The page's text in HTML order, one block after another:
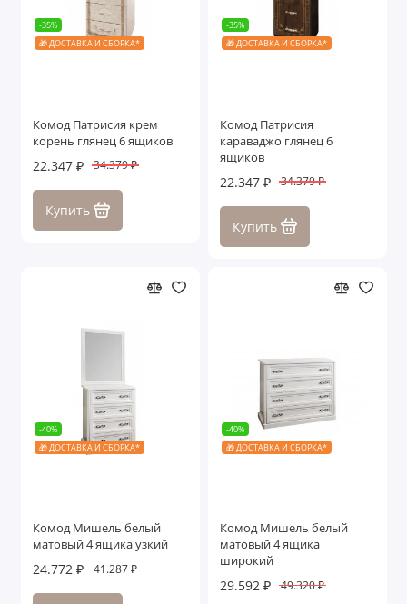
-35%
🎁 ДОСТАВКА И СБОРКА*
Комод Патрисия крем
корень глянец 6 ящиков
22.347 ₽ 34.379 ₽
Купить
-35%
🎁 ДОСТАВКА И СБОРКА*
Комод Патрисия
караваджо глянец 6
ящиков
22.347 ₽ 34.379 ₽
Купить
-40%
🎁 ДОСТАВКА И СБОРКА*
Комод Мишель белый
матовый 4 ящика узкий
24.772 ₽ 41.287 ₽
-40%
🎁 ДОСТАВКА И СБОРКА*
Комод Мишель белый
матовый 4 ящика
широкий
29.592 ₽ 49.320 ₽